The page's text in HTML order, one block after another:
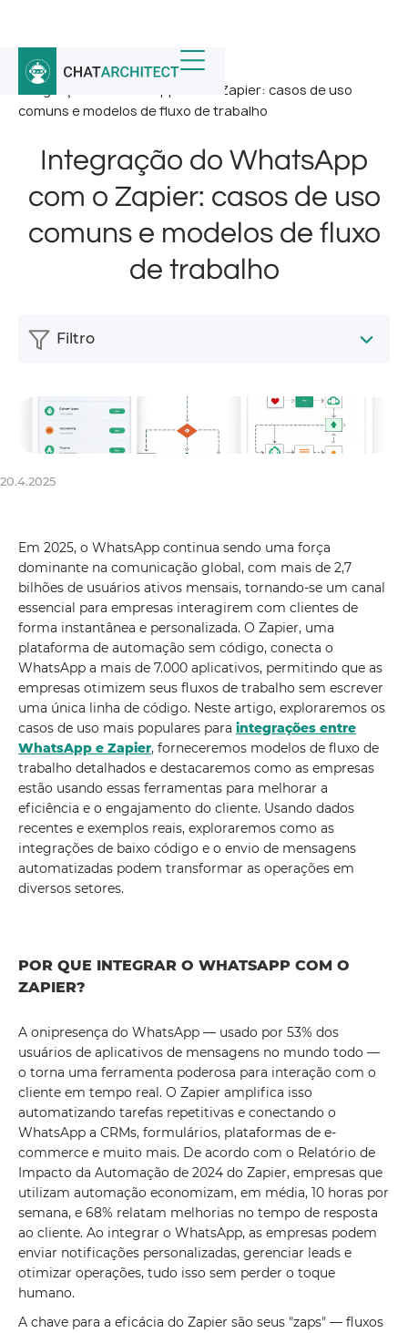
Início Notícias /
Integração do WhatsApp com o Zapier: casos de uso
comuns e modelos de fluxo de trabalho
Integração do WhatsApp
com o Zapier: casos de uso
comuns e modelos de fluxo
de trabalho
20.4.2025
Em 2025, o WhatsApp continua sendo uma força
dominante na comunicação global, com mais de 2,7
bilhões de usuários ativos mensais, tornando-se um canal
essencial para empresas interagirem com clientes de
forma instantânea e personalizada. O Zapier, uma
plataforma de automação sem código, conecta o
WhatsApp a mais de 7.000 aplicativos, permitindo que as
empresas otimizem seus fluxos de trabalho sem escrever
uma única linha de código. Neste artigo, exploraremos os
casos de uso mais populares para integrações entre
WhatsApp e Zapier, forneceremos modelos de fluxo de
trabalho detalhados e destacaremos como as empresas
estão usando essas ferramentas para melhorar a
eficiência e o engajamento do cliente. Usando dados
recentes e exemplos reais, exploraremos como as
integrações de baixo código e o envio de mensagens
automatizadas podem transformar as operações em
diversos setores.
POR QUE INTEGRAR O WHATSAPP COM O
ZAPIER?
A onipresença do WhatsApp — usado por 53% dos
usuários de aplicativos de mensagens no mundo todo —
o torna uma ferramenta poderosa para interação com o
cliente em tempo real. O Zapier amplifica isso
automatizando tarefas repetitivas e conectando o
WhatsApp a CRMs, formulários, plataformas de e-
commerce e muito mais. De acordo com o Relatório de
Impacto da Automação de 2024 do Zapier, empresas que
utilizam automação economizam, em média, 10 horas por
semana, e 68% relatam melhorias no tempo de resposta
ao cliente. Ao integrar o WhatsApp, as empresas podem
enviar notificações personalizadas, gerenciar leads e
otimizar operações, tudo isso sem perder o toque
humano.
A chave para a eficácia do Zapier são seus "zaps" — fluxos
Filtro